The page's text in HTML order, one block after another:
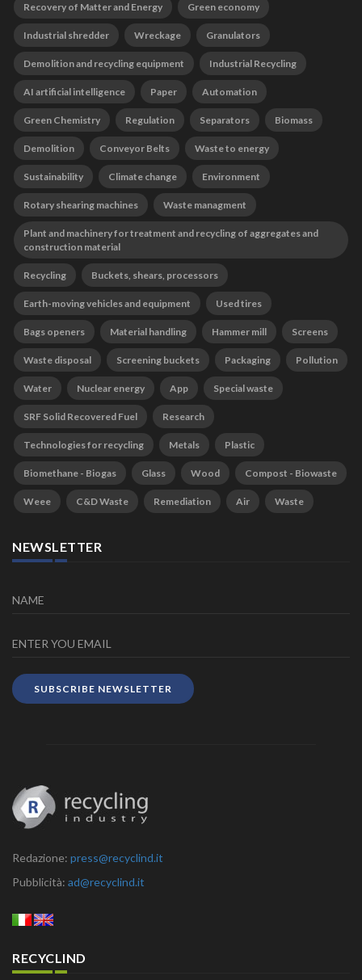
Recovery of Matter and Energy Green economy
Industrial shredder Wreckage Granulators
Demolition and recycling equipment Industrial Recycling
AI artificial intelligence Paper Automation
Green Chemistry Regulation Separators Biomass
Demolition Conveyor Belts Waste to energy
Sustainability Climate change Environment
Rotary shearing machines Waste managment
Plant and machinery for treatment and recycling of aggregates and
construction material
Recycling Buckets, shears, processors
Earth-moving vehicles and equipment Used tires
Bags openers Material handling Hammer mill Screens
Waste disposal Screening buckets Packaging Pollution
Water Nuclear energy App Special waste
SRF Solid Recovered Fuel Research
Technologies for recycling Metals Plastic
Biomethane - Biogas Glass Wood Compost - Biowaste
Weee C&D Waste Remediation Air Waste
NEWSLETTER
SUBSCRIBE NEWSLETTER
Redazione: press@recyclind.it
Pubblicità: ad@recyclind.it
RECYCLIND